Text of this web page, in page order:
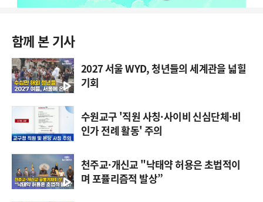
함께 본 기사
2027 서울 WYD, 청년들의 세계관을 넓힐
기회
수원교구 '직원 사칭·사이비 신심단체·비
인가 전례 활동' 주의
천주교·개신교 "낙태약 허용은 초법적이
며 포퓰리즘적 발상”